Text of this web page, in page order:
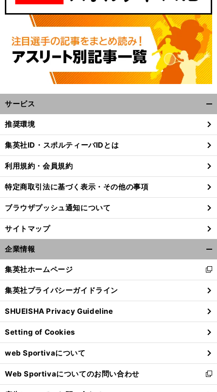
サービス
閉
る
推奨環境
集英社ID・スポルティーバIDとは
利用規約・会員規約
特定商取引法に基づく表示・その他の事項
ブラウザプッシュ通知について
サイトマップ
企業情報
閉
る
集英社ホームページ
新
し
い
ウ
ィ
ン
ド
ウ
で
開
く
集英社プライバシーガイドライン
SHUEISHA Privacy Guideline
Setting of Cookies
web Sportivaについて
Web Sportivaについてのお問い合わせ
新
し